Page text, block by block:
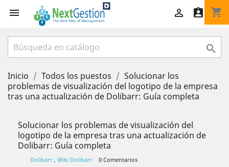
 shopping_cart
 

Inicio Todos los puestos
Solucionar los
problemas de visualización del logotipo de la empresa
tras una actualización de Dolibarr: Guía completa
Solucionar los problemas de visualización del
logotipo de la empresa tras una actualización de
Dolibarr: Guía completa
Dolibarr , Wiki Dolibarr 0 Comentarios